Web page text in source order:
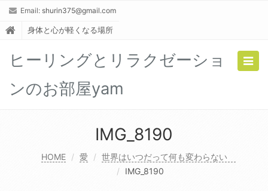
Email: shurin375@gmail.com
身体と心が軽くなる場所
ヒーリングとリラクゼーショ
ンのお部屋yam
IMG_8190
HOME 愛
世界はいつだって何も変わらない
IMG_8190